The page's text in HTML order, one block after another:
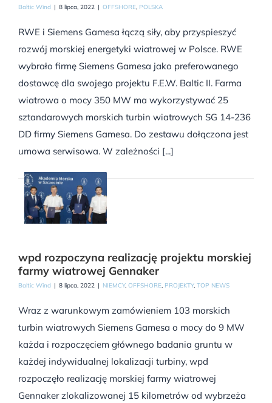
Baltic Wind | 8 lipca, 2022 | OFFSHORE, POLSKA
RWE i Siemens Gamesa łączą siły, aby przyspieszyć
rozwój morskiej energetyki wiatrowej w Polsce. RWE
wybrało firmę Siemens Gamesa jako preferowanego
dostawcę dla swojego projektu F.E.W. Baltic II. Farma
wiatrowa o mocy 350 MW ma wykorzystywać 25
sztandarowych morskich turbin wiatrowych SG 14-236
DD firmy Siemens Gamesa. Do zestawu dołączona jest
umowa serwisowa. W zależności [...]
wpd rozpoczyna realizację projektu morskiej
farmy wiatrowej Gennaker
Baltic Wind | 8 lipca, 2022 | NIEMCY, OFFSHORE, PROJEKTY, TOP NEWS
Wraz z warunkowym zamówieniem 103 morskich
turbin wiatrowych Siemens Gamesa o mocy do 9 MW
każda i rozpoczęciem głównego badania gruntu w
każdej indywidualnej lokalizacji turbiny, wpd
rozpoczęło realizację morskiej farmy wiatrowej
Gennaker zlokalizowanej 15 kilometrów od wybrzeża